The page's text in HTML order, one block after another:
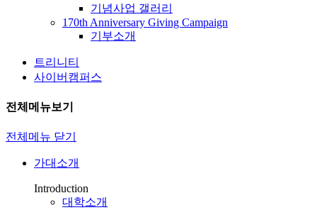
기념사업 갤러리
170th Anniversary Giving Campaign
기부소개
트리니티
사이버캠퍼스
전체메뉴보기
전체메뉴 닫기
가대소개
Introduction
대학소개